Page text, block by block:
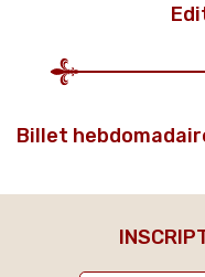
Billet